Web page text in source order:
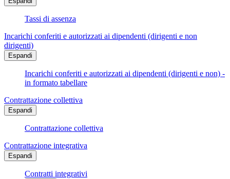
Tassi di assenza
Incarichi conferiti e autorizzati ai dipendenti (dirigenti e non
dirigenti)
Espandi
Incarichi conferiti e autorizzati ai dipendenti (dirigenti e non) -
in formato tabellare
Contrattazione collettiva
Espandi
Contrattazione collettiva
Contrattazione integrativa
Espandi
Contratti integrativi